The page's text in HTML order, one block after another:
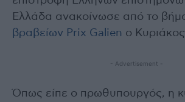
Ελλάδα ανακοίνωσε από το
βραβείων Prix Galien ο
- Advertisement -
Όπως είπε ο πρωθυπουργός, η